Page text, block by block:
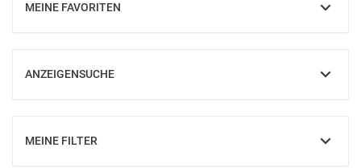
MEINE FAVORITEN
EINBLENDEN
ANZEIGENSUCHE
EINBLENDEN
MEINE FILTER
EINBLENDEN